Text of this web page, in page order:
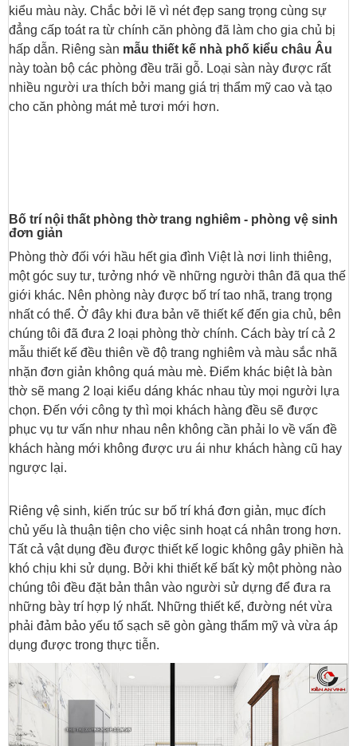
kiểu màu này. Chắc bởi lẽ vì nét đẹp sang trọng cùng sự
đẳng cấp toát ra từ chính căn phòng đã làm cho gia chủ bị
hấp dẫn. Riêng sàn mẫu thiết kế nhà phố kiểu châu Âu
này toàn bộ các phòng đều trãi gỗ. Loại sàn này được rất
nhiều người ưa thích bởi mang giá trị thẩm mỹ cao và tạo
cho căn phòng mát mẻ tươi mới hơn.
Bố trí nội thất phòng thờ trang nghiêm - phòng vệ sinh
đơn giản
Phòng thờ đối với hầu hết gia đình Việt là nơi linh thiêng,
một góc suy tư, tưởng nhớ về những người thân đã qua thế
giới khác. Nên phòng này được bố trí tao nhã, trang trọng
nhất có thể. Ở đây khi đưa bản vẽ thiết kế đến gia chủ, bên
chúng tôi đã đưa 2 loại phòng thờ chính. Cách bày trí cả 2
mẫu thiết kế đều thiên về độ trang nghiêm và màu sắc nhã
nhặn đơn giản không quá màu mè. Điểm khác biệt là bàn
thờ sẽ mang 2 loại kiểu dáng khác nhau tùy mọi người lựa
chọn. Đến với công ty thì mọi khách hàng đều sẽ được
phục vụ tư vấn như nhau nên không cần phải lo về vấn đề
khách hàng mới không được ưu ái như khách hàng cũ hay
ngược lại.
Riêng vệ sinh, kiến trúc sư bố trí khá đơn giản, mục đích
chủ yếu là thuận tiện cho việc sinh hoạt cá nhân trong hơn.
Tất cả vật dụng đều được thiết kế logic không gây phiền hà
khó chịu khi sử dụng. Bởi khi thiết kế bất kỳ một phòng nào
chúng tôi đều đặt bản thân vào người sử dựng để đưa ra
những bày trí hợp lý nhất. Những thiết kế, đường nét vừa
phải đảm bảo yếu tố sạch sẽ gòn gàng thẩm mỹ và vừa áp
dụng được trong thực tiễn.